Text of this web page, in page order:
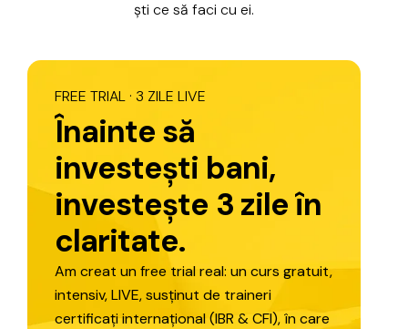
ști ce să faci cu ei.
FREE TRIAL · 3 ZILE LIVE
Înainte să
investești bani,
investește 3 zileîn
claritate.
Am creat un free trial real: un curs gratuit,
intensiv, LIVE, susținut de traineri
certificațiinternațional (IBR & CFI), în care